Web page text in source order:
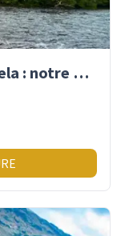
À la redécouverte du Venezuela : notre premier voyage là-bas depuis 2017